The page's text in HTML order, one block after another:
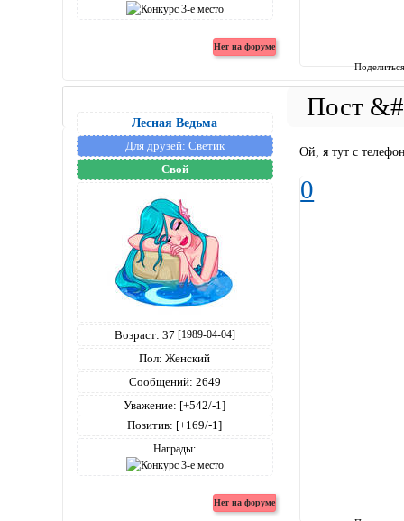
Лесная Ведьма
Для друзей: Светик
Свой
Возраст: 37 [1989-04-04]
Пол: Женский
Сообщений: 2649
Уважение: [+542/-1]
Позитив: [+169/-1]
Награды:
Ой, я тут с
0